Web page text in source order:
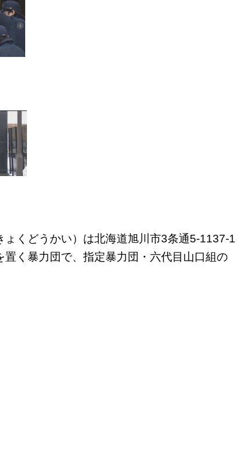
ょくどうかい）は北海道旭川市3条通5-1137-1
置く暴力団で、指定暴力団・六代目山口組の